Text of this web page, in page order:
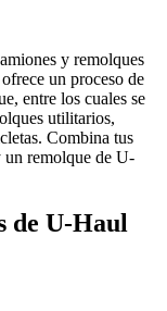
y remolques
ofrece un proceso de
entre los cuales se
utilitarios,
Combina tus
un remolque de U-
de U-Haul